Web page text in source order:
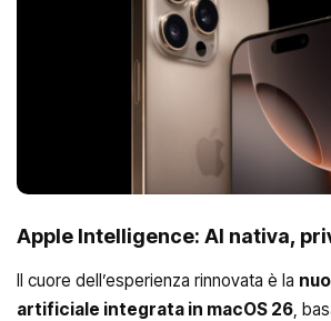
Apple Intelligence: AI nativa,
Il cuore dell’esperienza rinnovata è la
artificiale integrata in macOS 26,